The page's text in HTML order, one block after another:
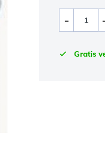
Gratis